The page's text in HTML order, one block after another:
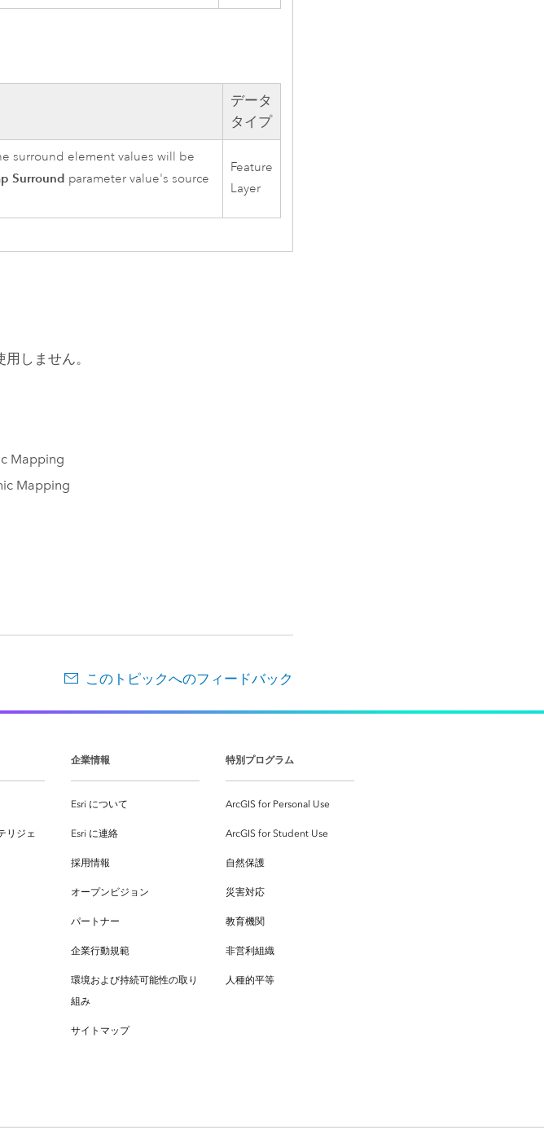
データ
タイプ
surround element values will be
Surround parameter value's source
Feature
Layer
しません。
Mapping
Mapping
このトピックへのフィードバック
リジェ
企業情報
Esri について
Esri に連絡
採用情報
オープンビジョン
パートナー
企業行動規範
環境および持続可能性の取り
組み
サイトマップ
特別プログラム
ArcGIS for Personal Use
ArcGIS for Student Use
自然保護
災害対応
教育機関
非営利組織
人種的平等